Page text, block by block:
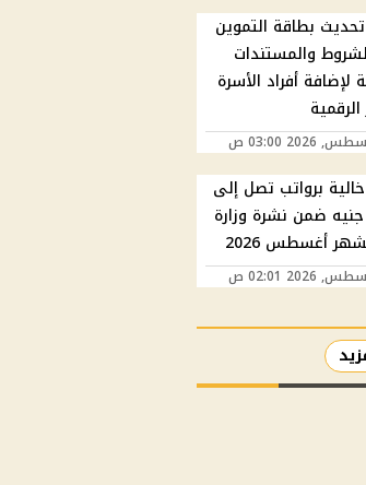
بطاقة التموين
بالشروط والمستندات
لإضافة أفراد الأسرة
برواتب تصل إلى
جنيه ضمن نشرة وزارة
أغسطس 2026